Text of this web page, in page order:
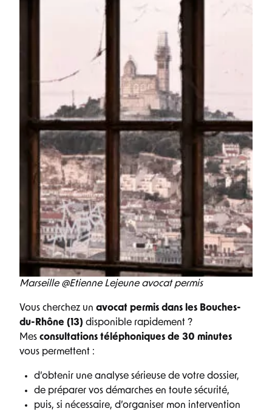
Marseille @Etienne Lejeune avocat permis
Vous cherchez un avocat permis dans les Bouches-
du-Rhône (13) disponible rapidement ?
Mes consultations téléphoniques de 30 minutes
vous permettent :
d’obtenir une analyse sérieuse de votre dossier,
de préparer vos démarches en toute sécurité,
puis, si nécessaire, d’organiser mon intervention